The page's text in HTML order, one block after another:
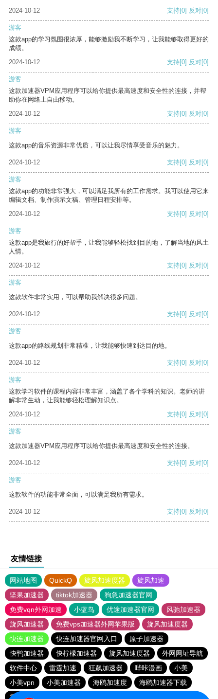
2024-10-12 支持[0] 反对[0]
游客
这款app的学习氛围很浓厚，能够激励我不断学习，让我能够取得更好的
成绩。
2024-10-12
支持[0] 反对[0]
游客
这款加速器VPM应用程序可以给你提供最高速度和安全性的连接，并帮
助你在网络上自由移动。
2024-10-12
支持[0] 反对[0]
游客
这款app的音乐资源非常优质，可以让我尽情享受音乐的魅力。
2024-10-12 支持[0] 反对[0]
游客
这款app的功能非常强大，可以满足我所有的工作需求。我可以使用它来
编辑文档、制作演示文稿、管理日程安排等。
2024-10-12
支持[0] 反对[0]
游客
这款app是我旅行的好帮手，让我能够轻松找到目的地，了解当地的风土
人情。
2024-10-12
支持[0] 反对[0]
游客
这款软件非常实用，可以帮助我解决很多问题。
2024-10-12 支持[0] 反对[0]
游客
这款app的路线规划非常精准，让我能够快速到达目的地。
2024-10-12 支持[0] 反对[0]
游客
这款学习软件的课程内容非常丰富，涵盖了各个学科的知识。老师的讲
解非常生动，让我能够轻松理解知识点。
2024-10-12
支持[0] 反对[0]
游客
这款加速器VPM应用程序可以给你提供最高速度和安全性的连接。
2024-10-12 支持[0] 反对[0]
游客
这款软件的功能非常全面，可以满足我所有需求。
2024-10-12 支持[0] 反对[0]
友情链接
网站地图 QuickQ 旋风加速度器
旋风加速
坚果加速器
tiktok加速器
狗急加速器官网
免费vqn外网加速
小蓝鸟 优途加速器官网
风驰加速器
旋风加速器
免费vps加速器外网苹果版
旋风加速度器
快连加速器
快连加速器官网入口
原子加速器
快鸭加速器
快柠檬加速器 旋风加速度器
外网网址导航
软件中心
雷霆加速 狂飙加速器 哔咔漫画
小美
小美vpn
小美加速器 海鸥加速度
海鸥加速器下载
雷霆加速版ins